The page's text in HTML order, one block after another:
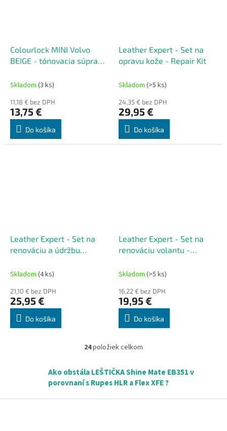
Colourlock MINI Volvo
BEIGE - tónovacia súprava
Skladom (3 ks)
11,18 € bez DPH
13,75 €
Do košíka
Leather Expert - Set na
opravu kože - Repair Kit
Skladom (>5 ks)
24,35 € bez DPH
29,95 €
Do košíka
Leather Expert - Set na
renováciu a údržbu
Wheel Care and Repair Kit
Skladom (4 ks)
21,10 € bez DPH
25,95 €
Do košíka
Leather Expert - Set na
renováciu volantu -
Skladom (>5 ks)
16,22 € bez DPH
19,95 €
Do košíka
O
l
á
a
24položiek celkom
Ako obstála LEŠTIČKA Shine Mate EB351 v
porovnaní s Rupes HLR a Flex XFE ?